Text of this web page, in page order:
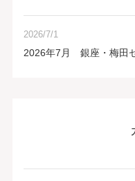
2026/7/1
2026年7月 銀座・梅田